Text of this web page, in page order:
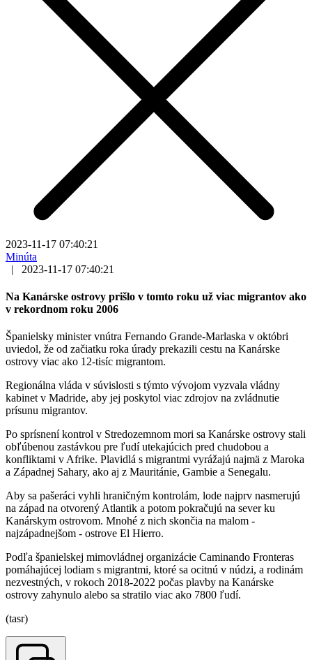
2023-11-17 07:40:21
Minúta
|
2023-11-17 07:40:21
Na Kanárske ostrovy prišlo v tomto roku už viac migrantov ako
v rekordnom roku 2006
Španielsky minister vnútra Fernando Grande-Marlaska v októbri
uviedol, že od začiatku roka úrady prekazili cestu na Kanárske
ostrovy viac ako 12-tisíc migrantom.
Regionálna vláda v súvislosti s týmto vývojom vyzvala vládny
kabinet v Madride, aby jej poskytol viac zdrojov na zvládnutie
prísunu migrantov.
Po sprísnení kontrol v Stredozemnom mori sa Kanárske ostrovy stali
obľúbenou zastávkou pre ľudí utekajúcich pred chudobou a
konfliktami v Afrike. Plavidlá s migrantmi vyrážajú najmä z Maroka
a Západnej Sahary, ako aj z Mauritánie, Gambie a Senegalu.
Aby sa pašeráci vyhli hraničným kontrolám, lode najprv nasmerujú
na západ na otvorený Atlantik a potom pokračujú na sever ku
Kanárskym ostrovom. Mnohé z nich skončia na malom -
najzápadnejšom - ostrove El Hierro.
Podľa španielskej mimovládnej organizácie Caminando Fronteras
pomáhajúcej lodiam s migrantmi, ktoré sa ocitnú v núdzi, a rodinám
nezvestných, v rokoch 2018-2022 počas plavby na Kanárske
ostrovy zahynulo alebo sa stratilo viac ako 7800 ľudí.
(tasr)